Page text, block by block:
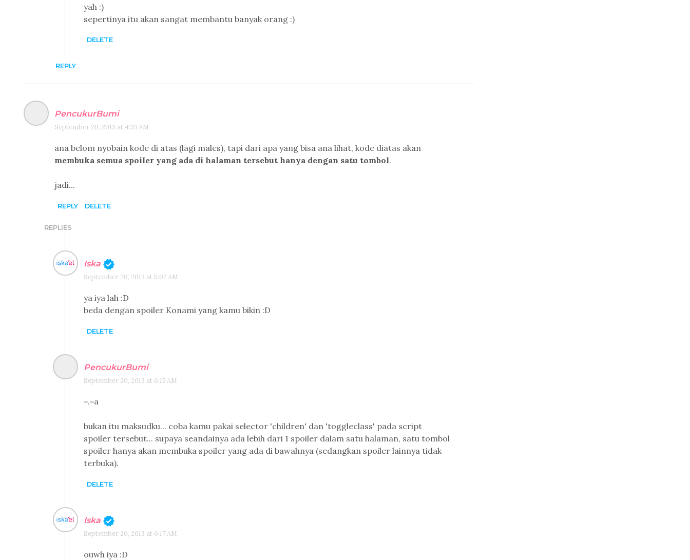
yah :)
sepertinya itu akan sangat membantu banyak orang :)
DELETE
REPLY
PencukurBumi
September 20, 2013 at 4:33 AM
ana belom nyobain kode di atas (lagi males), tapi dari apa yang bisa ana lihat, kode diatas akan
membuka semua spoiler yang ada di halaman tersebut hanya dengan satu tombol.
jadi...
REPLY DELETE
REPLIES
Iska
September 20, 2013 at 5:02 AM
ya iya lah :D
beda dengan spoiler Konami yang kamu bikin :D
DELETE
PencukurBumi
September 20, 2013 at 6:15 AM
=.=a
bukan itu maksudku... coba kamu pakai selector 'children' dan 'toggleclass' pada script
spoiler tersebut... supaya seandainya ada lebih dari 1 spoiler dalam satu halaman, satu tombol
spoiler hanya akan membuka spoiler yang ada di bawahnya (sedangkan spoiler lainnya tidak
terbuka).
DELETE
Iska
September 20, 2013 at 6:17 AM
ouwh iya :D